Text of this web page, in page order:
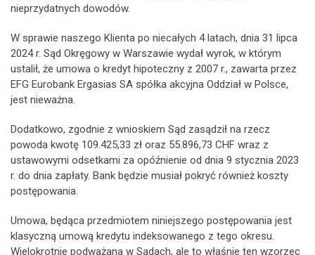
nieprzydatnych dowodów.
W sprawie naszego Klienta po niecałych 4 latach, dnia 31 lipca
2024 r. Sąd Okręgowy w Warszawie wydał wyrok, w którym
ustalił, że umowa o kredyt hipoteczny z 2007 r., zawarta przez
EFG Eurobank Ergasias SA spółka akcyjna Oddział w Polsce,
jest nieważna.
Dodatkowo, zgodnie z wnioskiem Sąd zasądził na rzecz
powoda kwotę 109.425,33 zł oraz 55.896,73 CHF wraz z
ustawowymi odsetkami za opóźnienie od dnia 9 stycznia 2023
r. do dnia zapłaty. Bank będzie musiał pokryć również koszty
postępowania.
Umowa, będąca przedmiotem niniejszego postępowania jest
klasyczną umową kredytu indeksowanego z tego okresu.
Wielokrotnie podważana w Sądach, ale to właśnie ten wzorzec